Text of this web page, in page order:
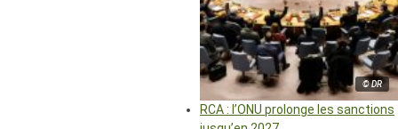
© DR
RCA : l’ONU prolonge les sanctions